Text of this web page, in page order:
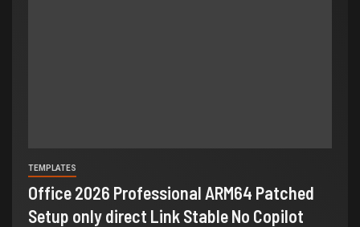
TEMPLATES
Office 2026 Professional ARM64 Patched
Setup only direct Link Stable No Copilot